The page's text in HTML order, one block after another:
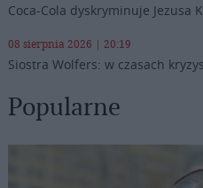
Coca-Cola dyskryminuje Jezusa
08 sierpnia 2026 | 20:19
Siostra Wolfers: w czasach
Popularne